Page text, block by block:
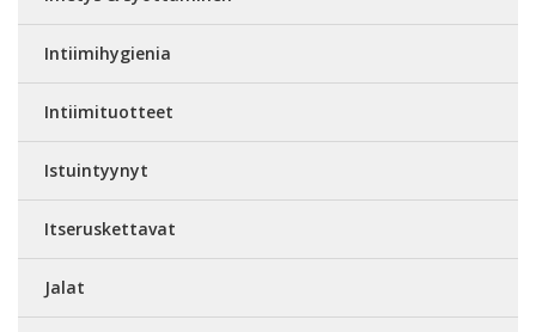
Intiimihygienia
Intiimituotteet
Istuintyynyt
Itseruskettavat
Jalat